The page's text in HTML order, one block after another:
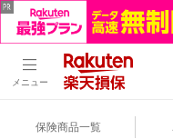
メニュー
保険商品一覧